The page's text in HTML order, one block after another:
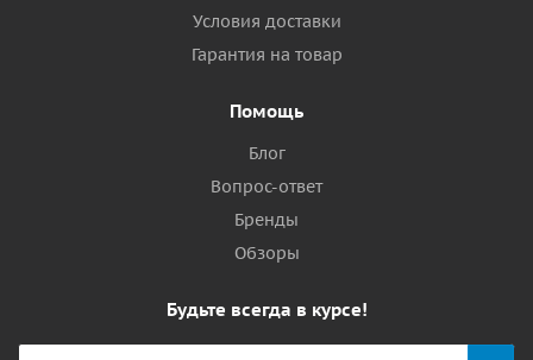
Условия доставки
Гарантия на товар
Помощь
Блог
Вопрос-ответ
Бренды
Обзоры
Будьте всегда в курсе!